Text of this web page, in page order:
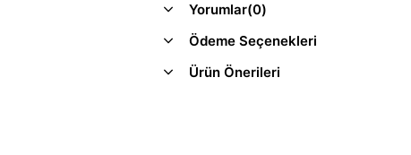
Yorumlar(0)
Ödeme Seçenekleri
Ürün Önerileri